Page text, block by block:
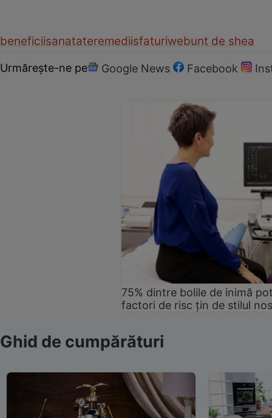
beneficiisanatateremediisfaturiwebunt de shea
Urmărește-ne pe Google News Facebook
75% dintre bolile de inimă
factori de risc țin de stilul
Ghid de cumpărături